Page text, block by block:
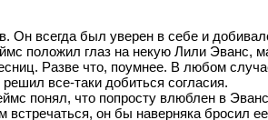
Он всегда был уверен в себе и
положил глаз на некую Лили
Разве что, поумнее. В любом
все-таки добиться согласия.
понял, что попросту влюблен в
он бы наверняка бросил